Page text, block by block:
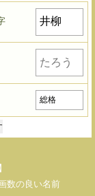
数の良い名前